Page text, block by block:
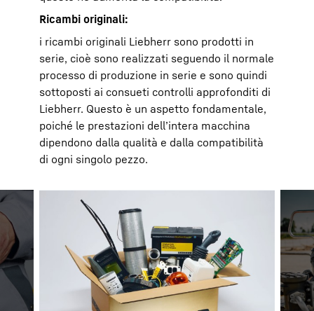
Ricambi originali:
i ricambi originali Liebherr sono prodotti in
serie, cioè sono realizzati seguendo il normale
processo di produzione in serie e sono quindi
sottoposti ai consueti controlli approfonditi di
Liebherr. Questo è un aspetto fondamentale,
poiché le prestazioni dell’intera macchina
dipendono dalla qualità e dalla compatibilità
di ogni singolo pezzo.